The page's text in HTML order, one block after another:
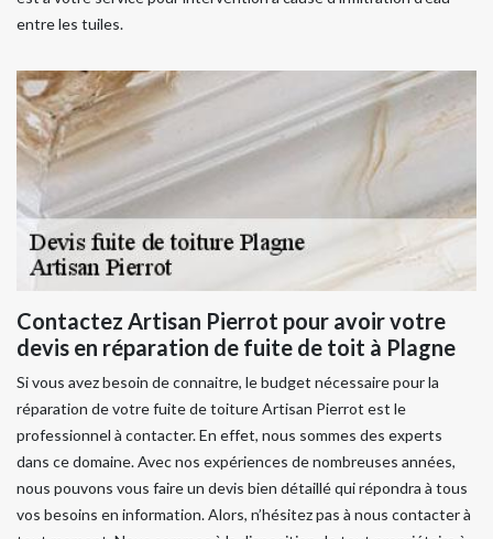
entre les tuiles.
Contactez Artisan Pierrot pour avoir votre
devis en réparation de fuite de toit à Plagne
Si vous avez besoin de connaitre, le budget nécessaire pour la
réparation de votre fuite de toiture Artisan Pierrot est le
professionnel à contacter. En effet, nous sommes des experts
dans ce domaine. Avec nos expériences de nombreuses années,
nous pouvons vous faire un devis bien détaillé qui répondra à tous
vos besoins en information. Alors, n’hésitez pas à nous contacter à